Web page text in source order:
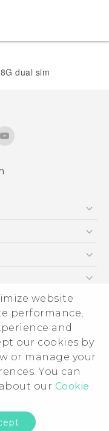
website
performance,
and
our cookies by
or manage your
You can
our Cookie
dual sim‎